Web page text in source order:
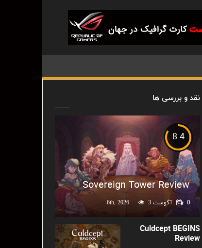
نقد و بررسی ها
8.4
Sovereign Tower Review
آگوست 6th, 2026 3 0
Culdcept BEGINS
Review